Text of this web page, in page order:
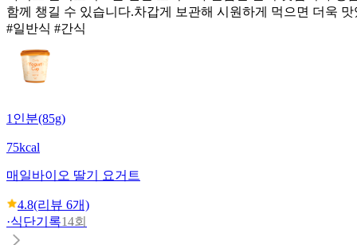
함께 챙길 수 있습니다.차갑게 보관해 시원하게 먹으면 더욱 맛
#일반식 #간식
1인분(85g)
75kcal
매일바이오 딸기 요거트
4.8(리뷰 6개)
·식단기록14회